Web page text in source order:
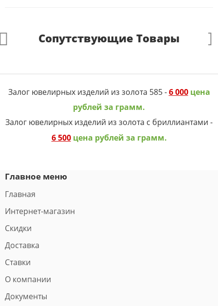
Сопутствующие Товары
Залог ювелирных изделий из золота 585 -6 000цена
рублей за грамм.
Залог ювелирных изделий из золота с бриллиантами -
6 500цена рублей за грамм.
Главное меню
Главная
Интернет-магазин
Скидки
Доставка
Ставки
О компании
Документы